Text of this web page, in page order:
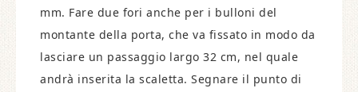
mm. Fare due fori anche per i bulloni del
montante della porta, che va fissato in modo da
lasciare un passaggio largo 32 cm, nel quale
andrà inserita la scaletta. Segnare il punto di